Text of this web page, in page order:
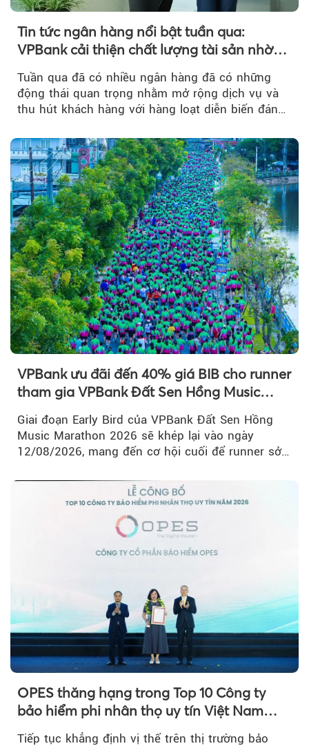
Tin tức ngân hàng nổi bật tuần qua:
VPBank cải thiện chất lượng tài sản nhờ
Tuần qua đã có nhiều ngân hàng đã có những
động thái quan trọng nhằm mở rộng dịch vụ và
thu hút khách hàng với hàng loạt diễn biến đáng
VPBank ưu đãi đến 40% giá BIB cho runner
tham gia VPBank Đất Sen Hồng Music
Giai đoạn Early Bird của VPBank Đất Sen Hồng
Music Marathon 2026 sẽ khép lại vào ngày
12/08/2026, mang đến cơ hội cuối để runner sở
OPES thăng hạng trong Top 10 Công ty
bảo hiểm phi nhân thọ uy tín Việt Nam
Tiếp tục khẳng định vị thế trên thị trường bảo